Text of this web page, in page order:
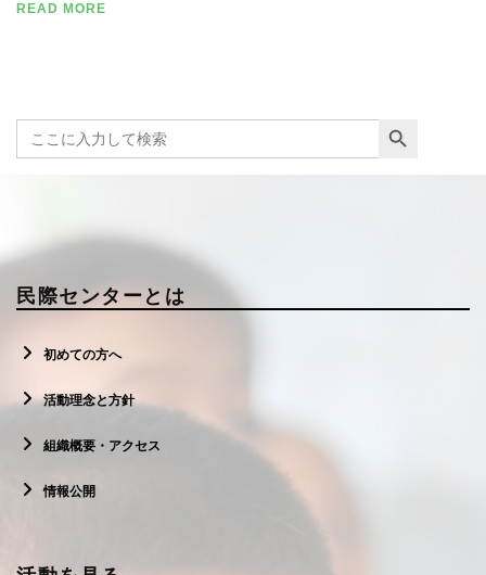
READ MORE
Search
for:
Search Button
民際センターとは
初めての方へ
活動理念と方針
組織概要・アクセス
情報公開